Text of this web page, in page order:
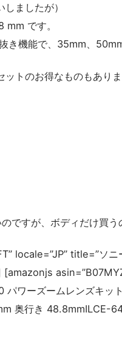
ましたが）
mm です。
き機能で、35mm、
ットのお得なものもあり
ですが、ボディだけ買う
locale=”JP” title=”ソ
パワーズームレンズキ
奥行き 48.8mmILCE-